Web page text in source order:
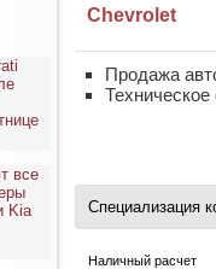
все
Kia
Chevrolet
Продажа
Специализация
Наличный расчет